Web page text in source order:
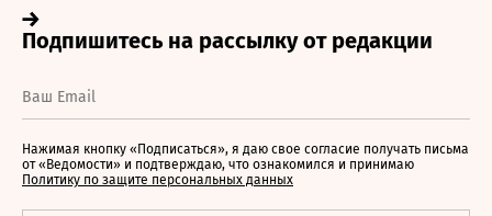
Нажимая кнопку «Подписаться», я даю свое согласие получать письма
от «Ведомости» и подтверждаю, что ознакомился и принимаю
Политику по защите персональных данных